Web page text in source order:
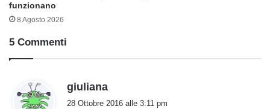
funzionano
8 Agosto 2026
5 Commenti
giuliana
a
28 Ottobre 2016 alle 3:11 pm